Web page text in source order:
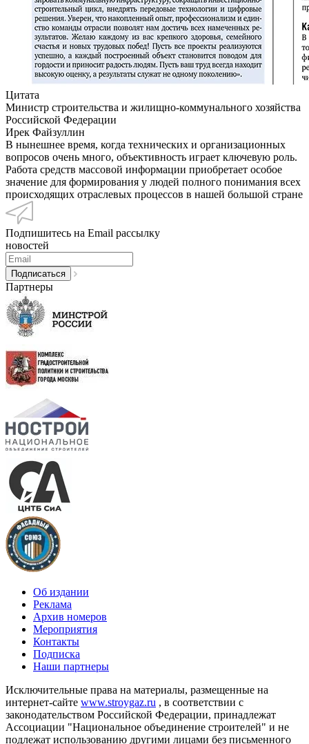
Цитата
Министр строительства и жилищно-коммунального хозяйства
Российской Федерации
Ирек Файзуллин
В нынешнее время, когда технических и организационных
вопросов очень много, объективность играет ключевую роль.
Работа средств массовой информации приобретает особое
значение для формирования у людей полного понимания всех
происходящих отраслевых процессов в нашей большой стране
Подпишитесь на Email рассылку
новостей
Партнеры
Об издании
Реклама
Архив номеров
Мероприятия
Контакты
Подписка
Наши партнеры
Исключительные права на материалы, размещенные на
интернет-сайте www.stroygaz.ru , в соответствии с
законодательством Российской Федерации, принадлежат
Ассоциации "Национальное объединение строителей" и не
подлежат использованию другими лицами без письменного